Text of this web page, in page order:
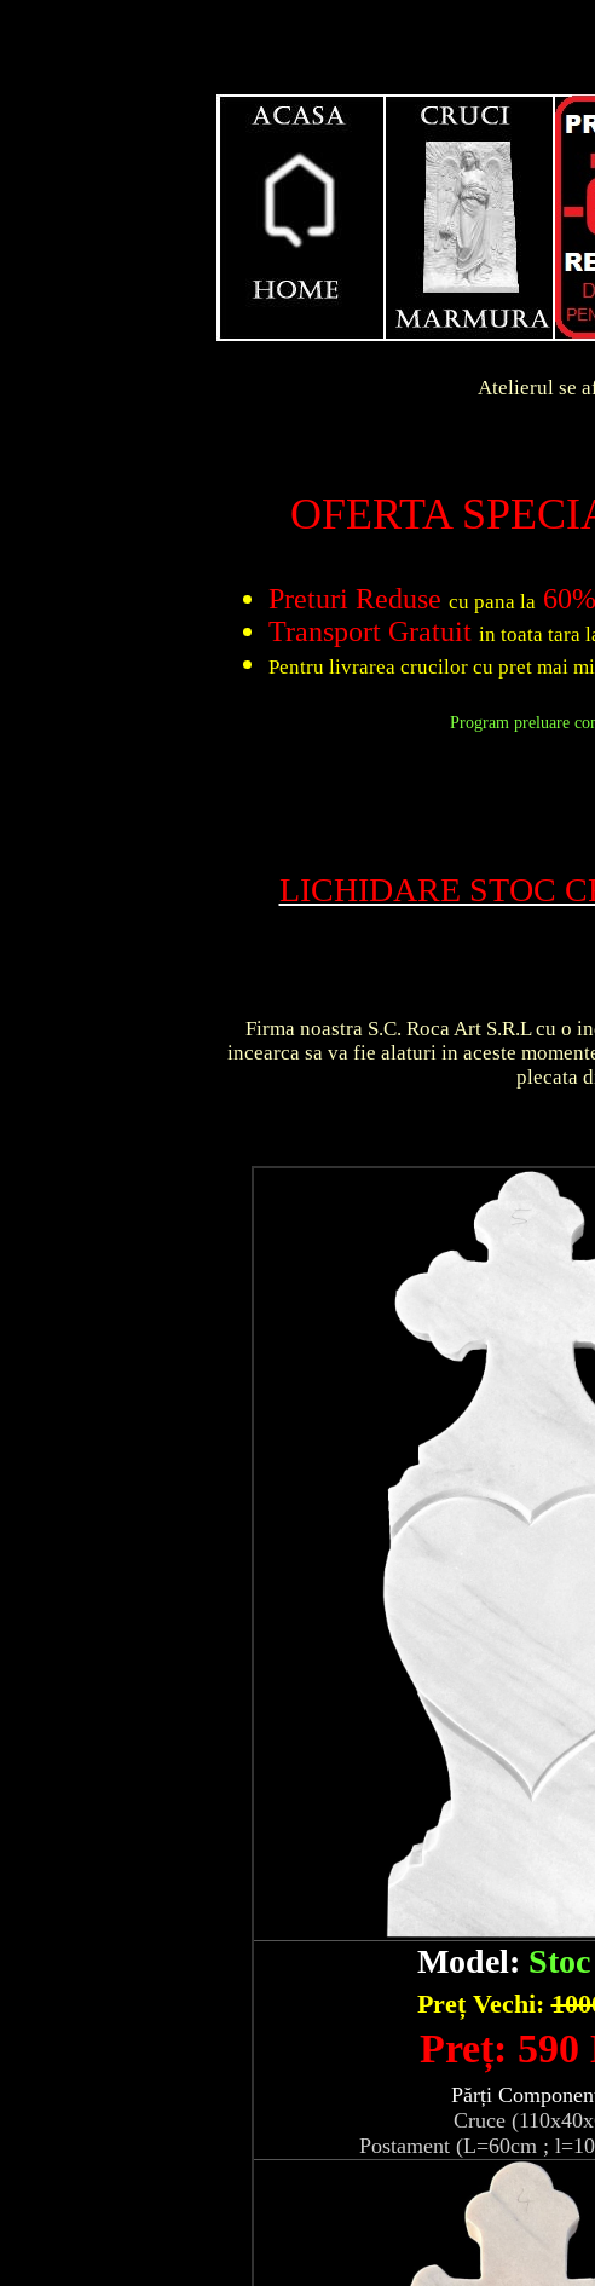
Dunga
Atelierul se afla in
S.C.
OFERTA
Preturi Reduse cu pana la 60%
Transport Gratuit in toata tara
Pentru livrarea crucilor cu pret mai
Program preluare
LICHIDARE STOC
Firma noastra S.C. Roca Art S.R.L cu o
incearca sa va fie alaturi in aceste
plecata
Model:
Preț Vechi:
Preț: 590
Părți
Cruce
Postament (L=60cm ;